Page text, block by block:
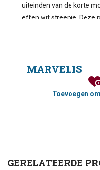
uiteinden van de korte
effen wit streepje. Deze
uitstraling, die goed is te
en/of chino. 100% piqué
arm is (easy care).
MARVELIS
Toevoegen
GERELATEERDE